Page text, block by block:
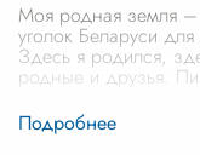
Моя родная земля
уголок Беларуси
Здесь я родился,
родные и друзья.